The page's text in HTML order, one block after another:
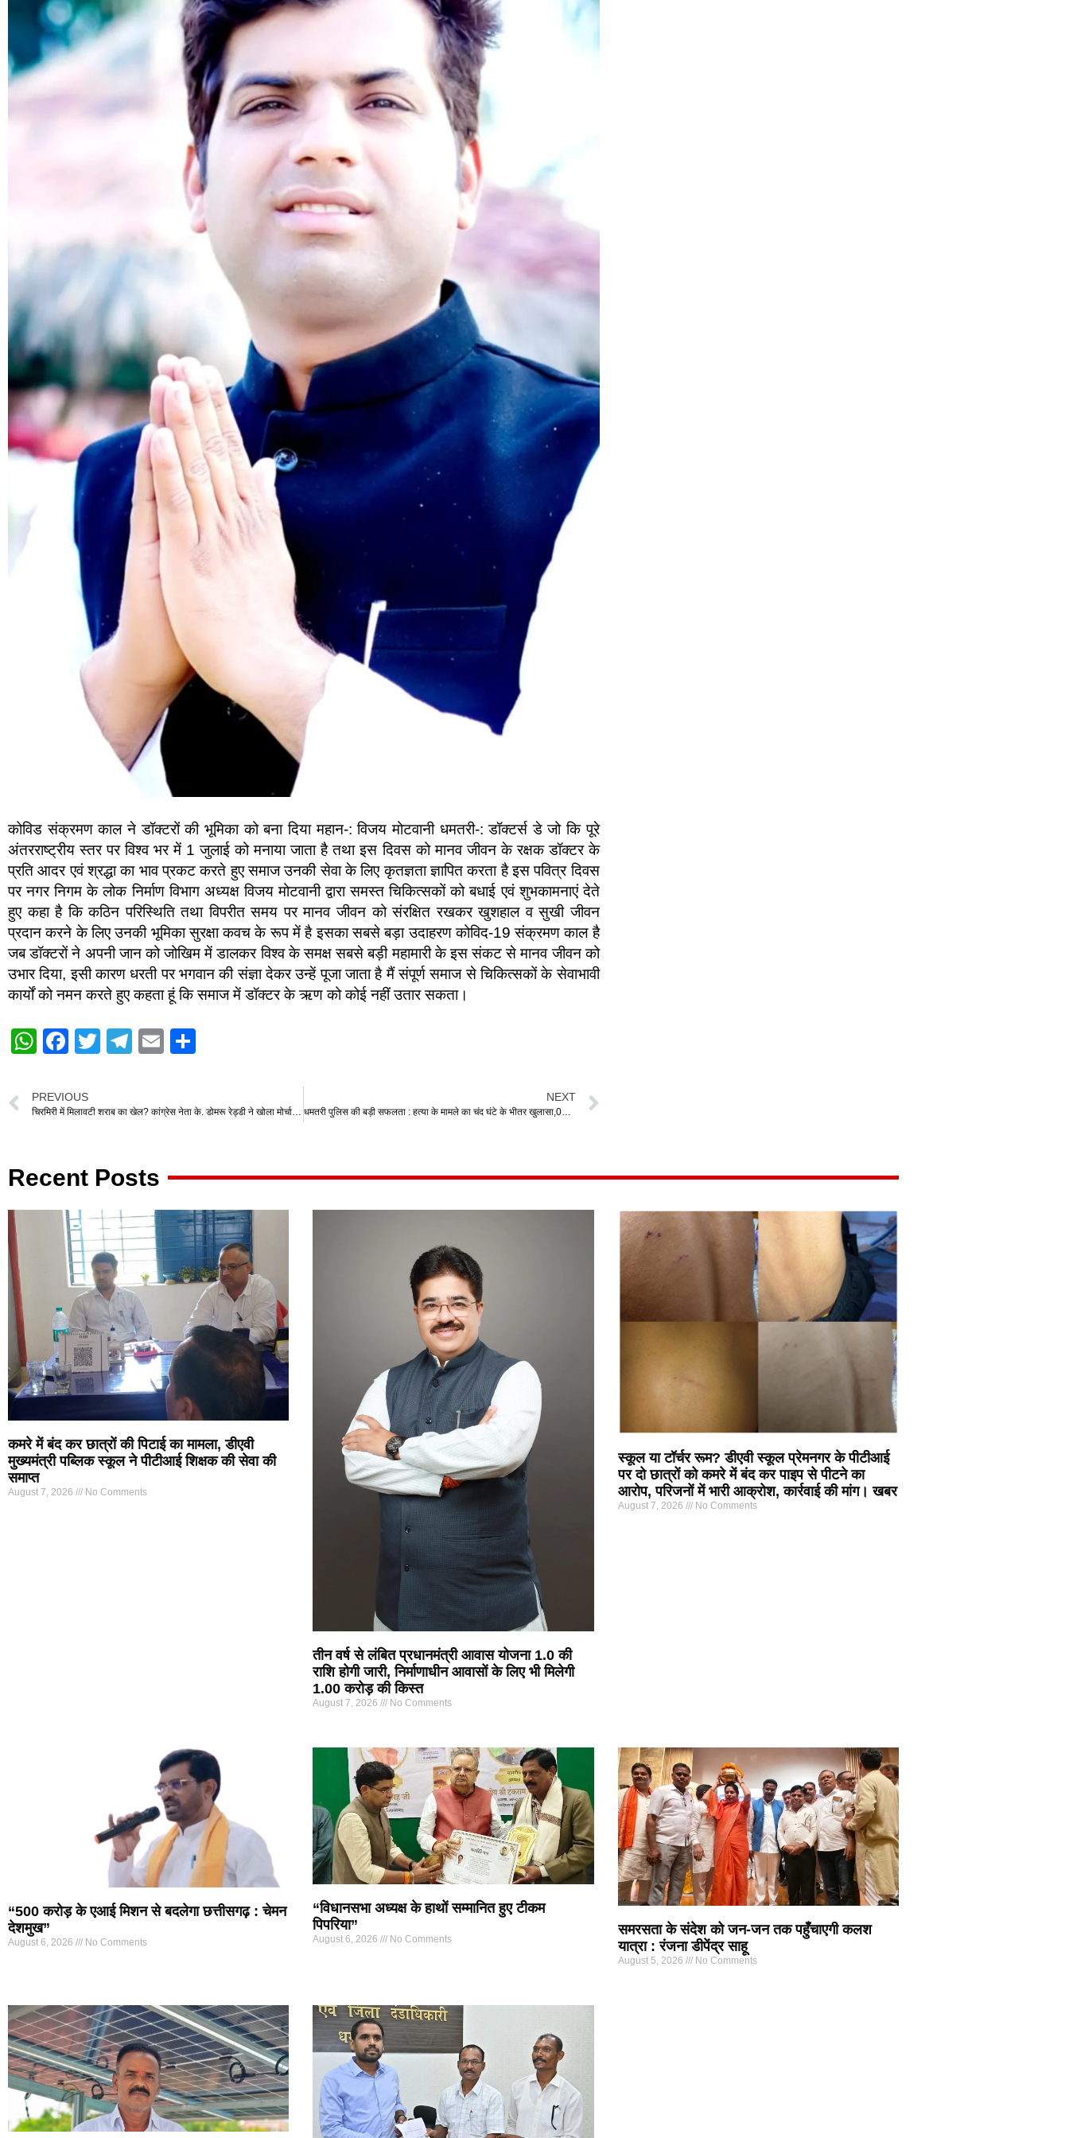
कोविड संक्रमण काल ने डॉक्टरों की भूमिका को बना दिया महान-: विजय मोटवानी धमतरी-: डॉक्टर्स डे जो कि पूरे
अंतरराष्ट्रीय स्तर पर विश्व भर में 1 जुलाई को मनाया जाता है तथा इस दिवस को मानव जीवन के रक्षक डॉक्टर के
प्रति आदर एवं श्रद्धा का भाव प्रकट करते हुए समाज उनकी सेवा के लिए कृतज्ञता ज्ञापित करता है इस पवित्र दिवस
पर नगर निगम के लोक निर्माण विभाग अध्यक्ष विजय मोटवानी द्वारा समस्त चिकित्सकों को बधाई एवं शुभकामनाएं देते
हुए कहा है कि कठिन परिस्थिति तथा विपरीत समय पर मानव जीवन को संरक्षित रखकर खुशहाल व सुखी जीवन
प्रदान करने के लिए उनकी भूमिका सुरक्षा कवच के रूप में है इसका सबसे बड़ा उदाहरण कोविद-19 संक्रमण काल है
जब डॉक्टरों ने अपनी जान को जोखिम में डालकर विश्व के समक्ष सबसे बड़ी महामारी के इस संकट से मानव जीवन को
उभार दिया, इसी कारण धरती पर भगवान की संज्ञा देकर उन्हें पूजा जाता है मैं संपूर्ण समाज से चिकित्सकों के सेवाभावी
कार्यों को नमन करते हुए कहता हूं कि समाज में डॉक्टर के ऋण को कोई नहीं उतार सकता।
W
at
s
p
p
F
c
e
o
o
k
T
er
T
gr
m
E
e
PREVIOUS NEXT
Recent Posts
कमरे में बंद कर छात्रों की पिटाई का मामला, डीएवी
मुख्यमंत्री पब्लिक स्कूल ने पीटीआई शिक्षक की सेवा की
समाप्त
August 7, 2026 No Comments
तीन वर्ष से लंबित प्रधानमंत्री आवास योजना 1.0 की
राशि होगी जारी, निर्माणाधीन आवासों के लिए भी मिलेगी
1.00 करोड़ की किस्त
August 7, 2026 No Comments
स्कूल या टॉर्चर रूम? डीएवी स्कूल प्रेमनगर के पीटीआई
पर दो छात्रों को कमरे में बंद कर पाइप से पीटने का
आरोप, परिजनों में भारी आक्रोश, कार्रवाई की मांग। खबर
August 7, 2026 No Comments
“500 करोड़ के एआई मिशन से बदलेगा छत्तीसगढ़ : चेमन
देशमुख”
August 6, 2026 No Comments
“विधानसभा अध्यक्ष के हाथों सम्मानित हुए टीकम
पिपरिया”
August 6, 2026 No Comments
समरसता के संदेश को जन-जन तक पहुँचाएगी कलश
यात्रा : रंजना डीपेंद्र साहू
August 5, 2026 No Comments